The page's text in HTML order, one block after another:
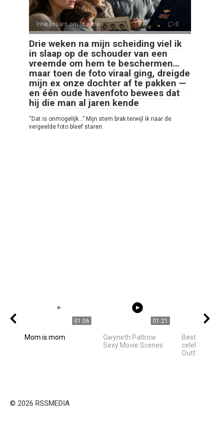
Interessant om te weten 0
Drie weken na mijn scheiding viel ik
in slaap op de schouder van een
vreemde om hem te beschermen…
maar toen de foto viraal ging, dreigde
mijn ex onze dochter af te pakken —
en één oude havenfoto bewees dat
hij die man al jaren kende
“Dat is onmogelijk…” Mijn stem brak terwijl ik naar de
vergeelde foto bleef staren.
01:06
Mom is mom
01:21
Gwyneth Paltrow
Sexy Movie Scenes
Best
celebrities
Outfit Ideas
© 2026 RSSMEDIA